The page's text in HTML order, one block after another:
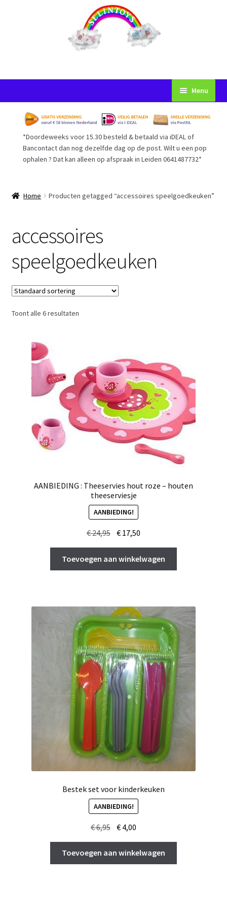
naar
navigatie
inhoud
Menu
Startpagina
Voorwaarden
Afrekenen
Over ons
*Doordeweeks voor 15.30 besteld & betaald via iDEAL of
Bancontact dan nog dezelfde dag op de post. Wilt u een pop
ophalen ? Dat kan alleen op afspraak in Leiden 0641487732*
Home Producten getagged “accessoires speelgoedkeuken”
accessoires
speelgoedkeuken
Toont alle 6 resultaten
AANBIEDING : Theeservies hout roze – houten
theeserviesje
AANBIEDING!
€24,95 Oorspronkelijke
prijs
was:
€ 24,95.
€ 17,50
prijs
is:
€ 17,50.
Toevoegen aan winkelwagen
Bestek set voor kinderkeuken
AANBIEDING!
€6,95 Oorspronkelijke
was:
€ 6,95.
€ 4,00
is:
€ 4,00.
Toevoegen aan winkelwagen